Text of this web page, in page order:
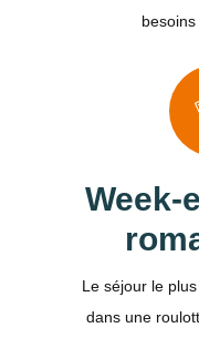
Week-
Le séjour le
dans une